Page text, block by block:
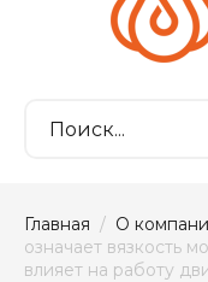
Главная / О
означает вязкость
влияет на работу